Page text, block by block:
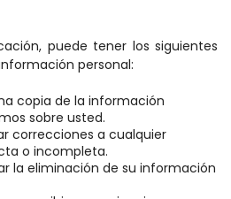
puede tener los siguientes
personal:
copia de la información
sobre usted.
correcciones a cualquier
o incompleta.
la eliminación de su información